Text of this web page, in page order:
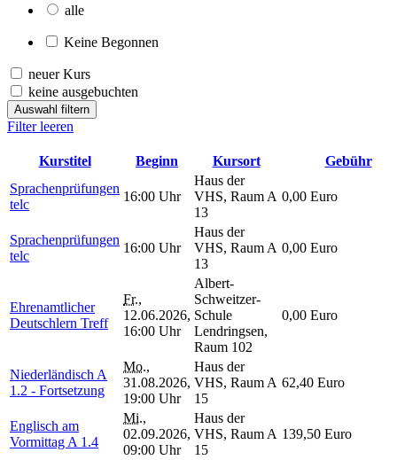
alle
Keine Begonnen
neuer Kurs
keine ausgebuchten
Auswahl filtern
Filter leeren
Kurstitel Beginn Kursort
Gebühr
Sprachenprüfungen
telc
16:00 Uhr
Haus der
VHS, Raum A
13
0,00 Euro
Sprachenprüfungen
telc
16:00 Uhr
Haus der
VHS, Raum A
13
0,00 Euro
Ehrenamtlicher
Deutschlern Treff
Fr.,
12.06.2026,
16:00 Uhr
Albert-
Schweitzer-
Schule
Lendringsen,
Raum 102
0,00 Euro
Niederländisch A
1.2 - Fortsetzung
Mo.,
31.08.2026,
19:00 Uhr
Haus der
VHS, Raum A
15
62,40 Euro
Englisch am
Vormittag A 1.4
Mi.,
02.09.2026,
09:00 Uhr
Haus der
VHS, Raum A
15
139,50 Euro